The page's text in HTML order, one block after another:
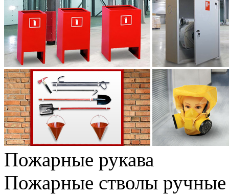
Пожарные рукава
Пожарные стволы ручные